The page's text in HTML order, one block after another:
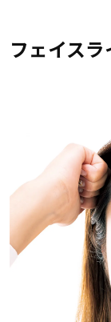
フェイス